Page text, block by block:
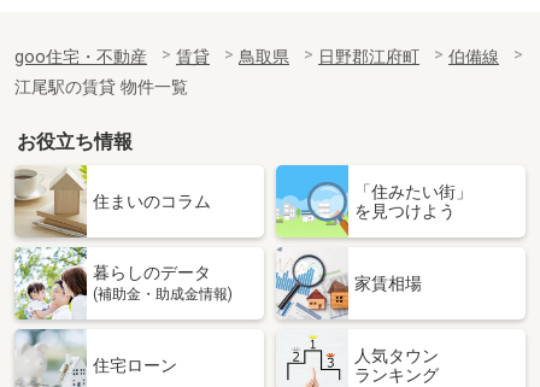
goo住宅・不動産 賃貸 鳥取県 日野郡江府町
伯備線
江尾駅の賃貸 物件一覧
お役立ち情報
住まいのコラム
「住みたい街」
を見つけよう
暮らしのデータ
(補助金・助成金情報)
家賃相場
住宅ローン
人気タウン
ランキング